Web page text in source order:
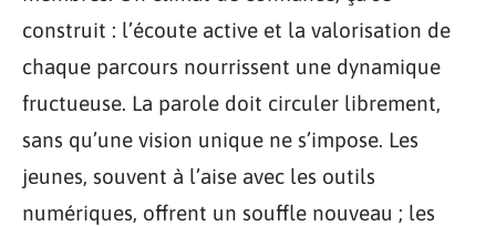
construit : l’écoute active et la valorisation de
chaque parcours nourrissent une dynamique
fructueuse. La parole doit circuler librement,
sans qu’une vision unique ne s’impose. Les
jeunes, souvent à l’aise avec les outils
numériques, offrent un souffle nouveau ; les